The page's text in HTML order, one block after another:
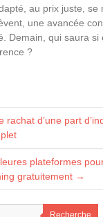
au prix juste, se
une avancée
Demain, qui saura si
?
rachat d’une part
plateformes
gratuitement →
Recherche